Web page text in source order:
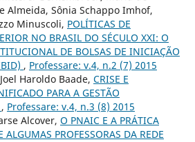
Almeida, Sônia Schappo Imhof,
Minuscoli, POLÍTICAS DE
NO BRASIL DO SÉCULO XXI: O
DE BOLSAS DE INICIAÇÃO
, Professare: v.4, n.2 (7) 2015
Haroldo Baade, CRISE E
PARA A GESTÃO
, Professare: v.4, n.3 (8) 2015
Alcover, O PNAIC E A PRÁTICA
ALGUMAS PROFESSORAS DA REDE